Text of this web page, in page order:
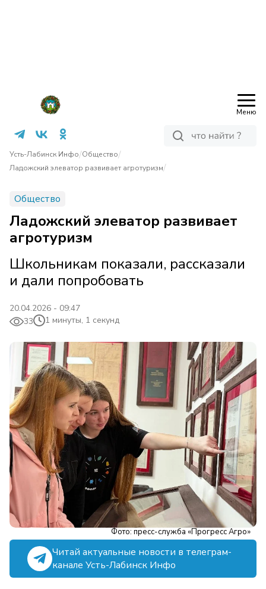
Меню
Усть-Лабинск Инфо/Общество/
Ладожский элеватор развивает агротуризм/
Общество
Ладожский элеватор развивает
агротуризм
Школьникам показали, рассказали
и дали попробовать
20.04.2026 - 09:47
33
1 минуты, 1 секунд
Фото: пресс-служба «Прогресс Агро»
Читай актуальные новости в телеграм-
канале Усть-Лабинск Инфо